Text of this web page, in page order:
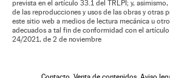
prevista en el artículo 33.1 del TRLPI; y, asimismo,
de las reproducciones y usos de las obras y otras
este sitio web a medios de lectura mecánica u
adecuados a tal fin de conformidad con el
24/2021, de 2 de noviembre